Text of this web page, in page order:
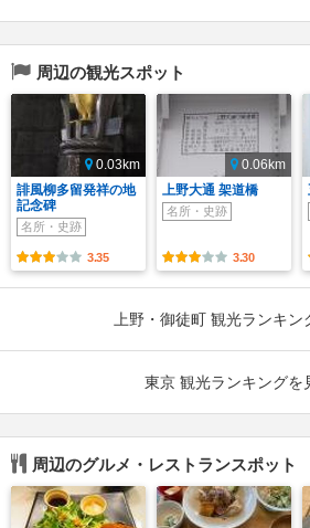
周辺の観光スポット
0.03km
誹風柳多留発祥の地
記念碑
名所・史跡
3.35
0.06km
上野大通 架道橋
名所・史跡
3.30
上野・御徒町 観光ランキン
東京 観光ランキングを
周辺のグルメ・レストランスポット